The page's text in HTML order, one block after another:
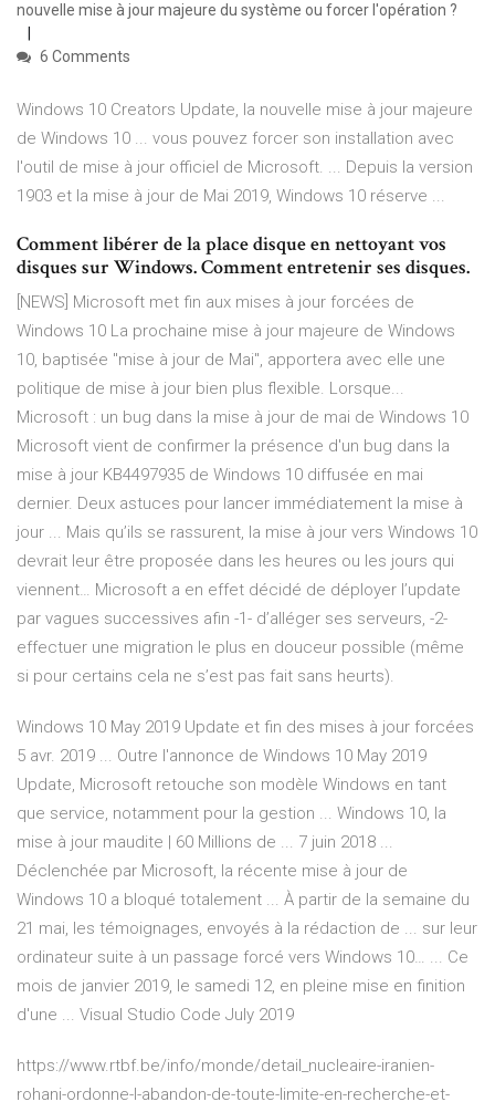
nouvelle mise à jour majeure du système ou forcer l'opération ?
6 Comments
Windows 10 Creators Update, la nouvelle mise à jour majeure
de Windows 10 ... vous pouvez forcer son installation avec
l'outil de mise à jour officiel de Microsoft. ... Depuis la version
1903 et la mise à jour de Mai 2019, Windows 10 réserve ...
Comment libérer de la place disque en nettoyant vos
disques sur Windows. Comment entretenir ses disques.
[NEWS] Microsoft met fin aux mises à jour forcées de
Windows 10 La prochaine mise à jour majeure de Windows
10, baptisée "mise à jour de Mai", apportera avec elle une
politique de mise à jour bien plus flexible. Lorsque...
Microsoft : un bug dans la mise à jour de mai de Windows 10
Microsoft vient de confirmer la présence d'un bug dans la
mise à jour KB4497935 de Windows 10 diffusée en mai
dernier. Deux astuces pour lancer immédiatement la mise à
jour ... Mais qu’ils se rassurent, la mise à jour vers Windows 10
devrait leur être proposée dans les heures ou les jours qui
viennent… Microsoft a en effet décidé de déployer l’update
par vagues successives afin -1- d’alléger ses serveurs, -2-
effectuer une migration le plus en douceur possible (même
si pour certains cela ne s’est pas fait sans heurts).
Windows 10 May 2019 Update et fin des mises à jour forcées
5 avr. 2019 ... Outre l'annonce de Windows 10 May 2019
Update, Microsoft retouche son modèle Windows en tant
que service, notamment pour la gestion ... Windows 10, la
mise à jour maudite | 60 Millions de ... 7 juin 2018 ...
Déclenchée par Microsoft, la récente mise à jour de
Windows 10 a bloqué totalement ... À partir de la semaine du
21 mai, les témoignages, envoyés à la rédaction de ... sur leur
ordinateur suite à un passage forcé vers Windows 10… ... Ce
mois de janvier 2019, le samedi 12, en pleine mise en finition
d'une ... Visual Studio Code July 2019
https://www.rtbf.be/info/monde/detail_nucleaire-iranien-
rohani-ordonne-l-abandon-de-toute-limite-en-recherche-et-